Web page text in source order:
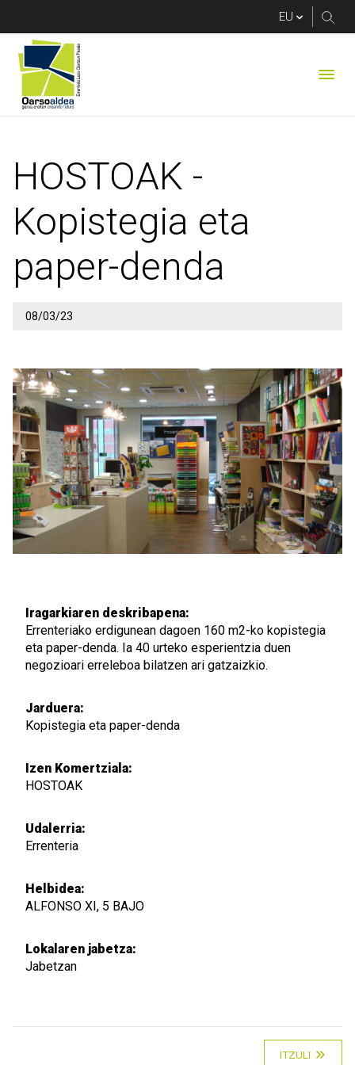
HOSTOAK -
Kopistegia eta
paper-denda
08/03/23
Iragarkiaren deskribapena:
Errenteriako erdigunean dagoen 160 m2-ko kopistegia
eta paper-denda. Ia 40 urteko esperientzia duen
negozioari erreleboa bilatzen ari gatzaizkio.
Jarduera:
Kopistegia eta paper-denda
Izen Komertziala:
HOSTOAK
Udalerria:
Errenteria
Helbidea:
ALFONSO XI, 5 BAJO
Lokalaren jabetza:
Jabetzan
ITZULI